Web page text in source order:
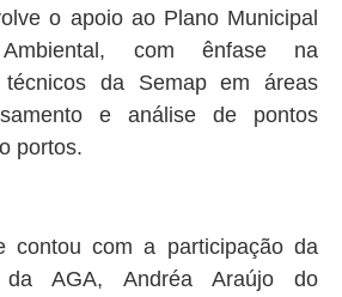
o apoio ao Plano Municipal
com ênfase na
técnicos da Semap em áreas
e análise de pontos
portos.
contou com a participação da
da AGA, Andréa Araújo do